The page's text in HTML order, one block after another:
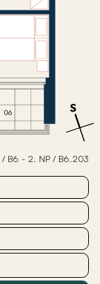
/ B6 - 2. NP / B6.203